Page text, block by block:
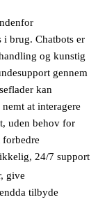
i brug. Chatbots er
og kunstig
gennem
kan
at interagere
uden behov for
24/7 support
give
tilbyde